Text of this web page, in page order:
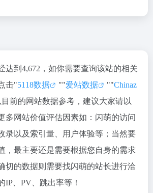
达到4,672，如你需要查询该站的相关
击"5118数据 ""爱站数据 ""Chinaz
前的网站数据参考，建议大家请以
多网站价值评估因素如：闪萌的访问
录以及索引量、用户体验等；当然要
，最主要还是需要根据您自身的需求
切的数据则需要找闪萌的站长进行洽
IP、PV、跳出率等！